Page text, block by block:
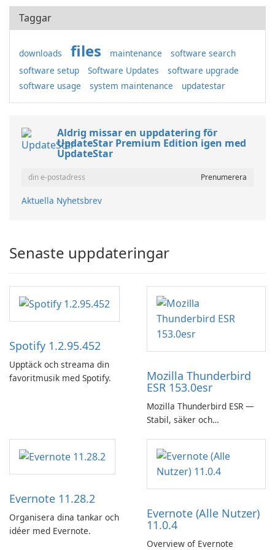
Taggar
downloads files maintenance
software search
software setup
Software Updates
software upgrade
software usage
system maintenance updatestar
Aldrig missar en uppdatering för
UpdateStar Premium Edition igen med
UpdateStar
Aktuella Nyhetsbrev
Senaste uppdateringar
Spotify 1.2.95.452
Upptäck och streama din
favoritmusik med Spotify.
Mozilla Thunderbird
ESR 153.0esr
Mozilla Thunderbird ESR —
Stabil, säker och
Evernote 11.28.2
Organisera dina tankar och
idéer med Evernote.
Evernote (Alle Nutzer)
11.0.4
Overview of Evernote